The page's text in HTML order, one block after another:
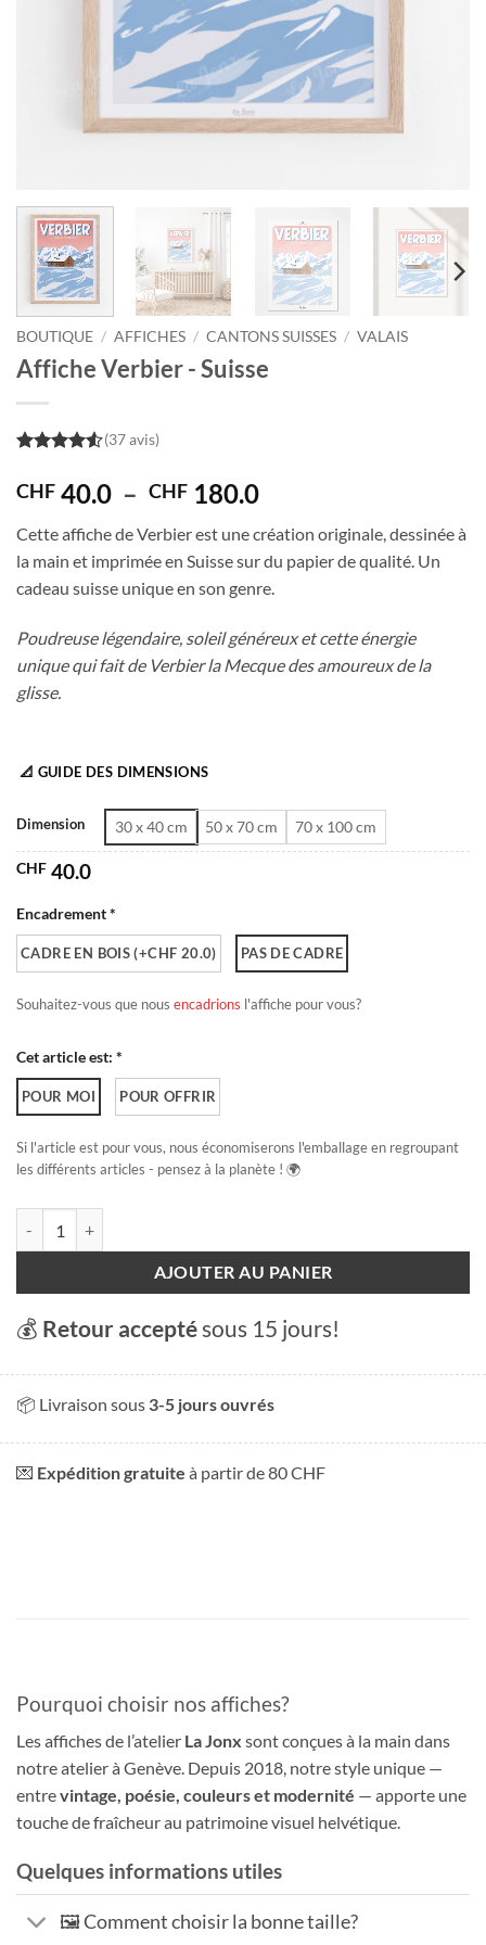
BOUTIQUE / AFFICHES / CANTONS SUISSES / VALAIS
Affiche Verbier - Suisse
5
(37 avis)
CHF 40.0 – CHF 180.0Plage
prix :
CHF 40.0
à
Cette affiche de Verbier est une création originale, dessinée à
la main et imprimée en Suisse sur du papier de qualité. Un
cadeau suisse unique en son genre.
Poudreuse légendaire, soleil généreux et cette énergie
unique qui fait de Verbier la Mecque des amoureux de la
glisse.
📐 GUIDE DES DIMENSIONS
Dimension 30 x 40 cm 50 x 70 cm 70 x 100 cm
CHF 40.0
Encadrement *
CADRE EN BOIS (+CHF 20.0) PAS DE CADRE
Souhaitez-vous que nous encadrions l'affiche pour vous?
Cet article est: *
POUR MOI POUR OFFRIR
Si l'article est pour vous, nous économiserons l'emballage en regroupant
les différents articles - pensez à la planète ! 🌍
AJOUTER AU PANIER
💰 Retour acceptésous 15 jours!
📦 Livraison sous 3-5 jours ouvrés
💌 Expédition gratuite à partir de 80 CHF
Pourquoi choisir nos affiches?
Les affiches de l’atelier La Jonx sont conçues à la main dans
notre atelier à Genève. Depuis 2018, notre style unique —
entrevintage, poésie, couleurs et modernité — apporte une
touche de fraîcheur au patrimoine visuel helvétique.
Quelques informations utiles
🖼️ Comment choisir la bonne taille?